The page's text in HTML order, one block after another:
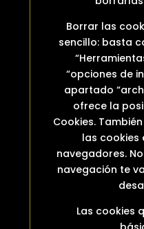
Borrar las
sencillo: basta
“opciones de
apartado
ofrece la
Cookies.
las cookies
navegadores.
navegación te
Las cookies